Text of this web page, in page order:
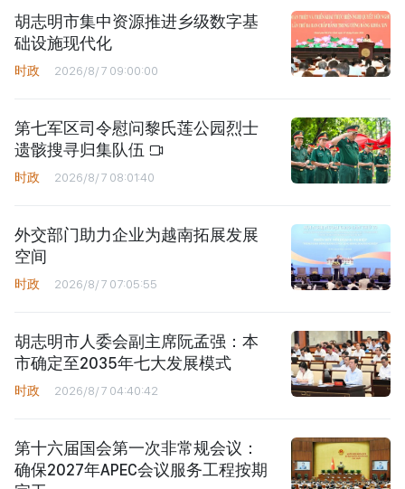
胡志明市集中资源推进乡级数字基
础设施现代化
时政 2026/8/7 09:00:00
第七军区司令慰问黎氏莲公园烈士
遗骸搜寻归集队伍
时政 2026/8/7 08:01:40
外交部门助力企业为越南拓展发展
空间
时政 2026/8/7 07:05:55
胡志明市人委会副主席阮孟强：本
市确定至2035年七大发展模式
时政 2026/8/7 04:40:42
第十六届国会第一次非常规会议：
确保2027年APEC会议服务工程按期